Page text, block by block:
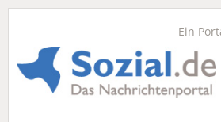
Ein